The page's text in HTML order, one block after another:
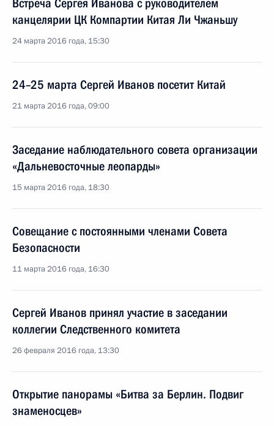
Встреча Сергея Иванова с руководителем
канцелярии ЦК Компартии Китая Ли Чжаньшу
24 марта 2016 года, 15:30
24–25 марта Сергей Иванов посетит Китай
21 марта 2016 года, 09:00
Заседание наблюдательного совета организации
«Дальневосточные леопарды»
15 марта 2016 года, 18:30
Совещание с постоянными членами Совета
Безопасности
11 марта 2016 года, 16:30
Сергей Иванов принял участие в заседании
коллегии Следственного комитета
26 февраля 2016 года, 13:30
Открытие панорамы «Битва за Берлин. Подвиг
знаменосцев»